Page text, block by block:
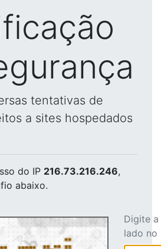
tentativas de
a sites hospedados
do IP 216.73.216.246,
abaixo.
Digite
lado no